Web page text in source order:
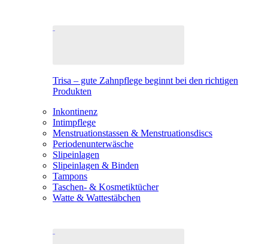
Trisa – gute Zahnpflege beginnt bei den richtigen
Produkten
Inkontinenz
Intimpflege
Menstruationstassen & Menstruationsdiscs
Periodenunterwäsche
Slipeinlagen
Slipeinlagen & Binden
Tampons
Taschen- & Kosmetiktücher
Watte & Wattestäbchen